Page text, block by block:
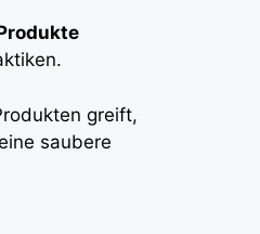
greift,
saubere